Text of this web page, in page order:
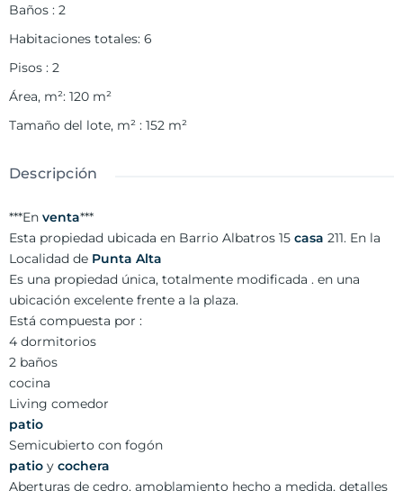
Baños : 2
Habitaciones totales: 6
Pisos : 2
Área, m²: 120 m²
Tamaño del lote, m² : 152 m²
Descripción
***En venta***
Esta propiedad ubicada en Barrio Albatros 15 casa 211. En la
Localidad de Punta Alta
Es una propiedad única, totalmente modificada . en una
ubicación excelente frente a la plaza.
Está compuesta por :
4 dormitorios
2 baños
cocina
Living comedor
patio
Semicubierto con fogón
patio y cochera
Aberturas de cedro, amoblamiento hecho a medida, detalles